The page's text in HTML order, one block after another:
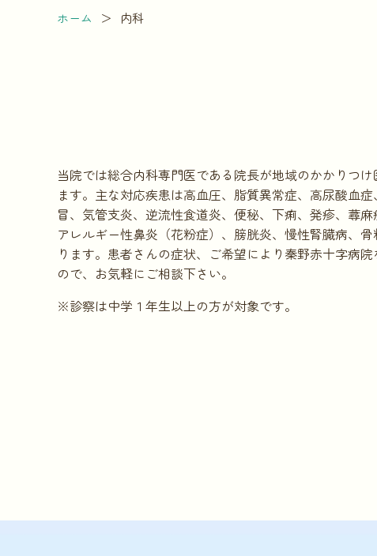
ホーム 内科
当院では総合内科専門医である院長が地域のかかりつ
ます。主な対応疾患は高血圧、脂質異常症、高尿酸血
冒、気管支炎、逆流性食道炎、便秘、下痢、発疹、蕁
アレルギー性鼻炎（花粉症）、膀胱炎、慢性腎臓病、
ります。患者さんの症状、ご希望により秦野赤十字病
ので、お気軽にご相談下さい。
※診察は中学１年生以上の方が対象です。